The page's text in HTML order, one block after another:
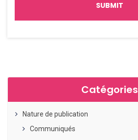
Catégories
Nature de publication
Communiqués